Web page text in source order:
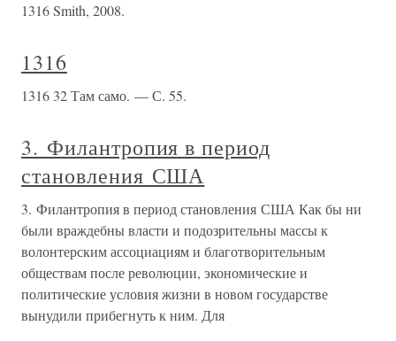
1316 Smith, 2008.
1316
1316 32 Там само. — С. 55.
3. Филантропия в период
становления США
3. Филантропия в период становления США Как бы ни
были враждебны власти и подозрительны массы к
волонтерским ассоциациям и благотворительным
обществам после революции, экономические и
политические условия жизни в новом государстве
вынудили прибегнуть к ним. Для